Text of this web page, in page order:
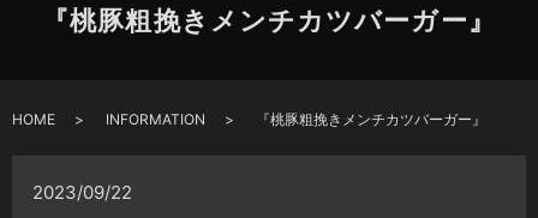
『桃豚粗挽きメンチカツバーガー』
HOME INFORMATION 『桃豚粗挽きメンチカツバーガー』
2023/09/22